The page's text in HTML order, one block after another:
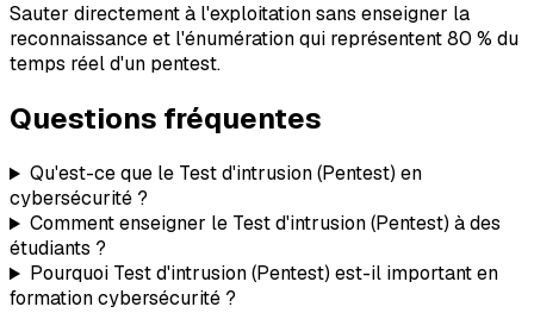
Sauter directement à l'exploitation sans enseigner la
reconnaissance et l'énumération qui représentent 80 % du
temps réel d'un pentest.
Questions fréquentes
Qu'est-ce que le Test d'intrusion (Pentest) en
cybersécurité ?
Comment enseigner le Test d'intrusion (Pentest) à des
étudiants ?
Pourquoi Test d'intrusion (Pentest) est-il important en
formation cybersécurité ?